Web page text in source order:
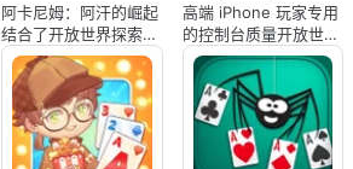
阿卡尼姆：阿汗的崛起
结合了开放世界探索与
战术卡牌战斗
高端 iPhone 玩家专用
的控制台质量开放世界
RPG